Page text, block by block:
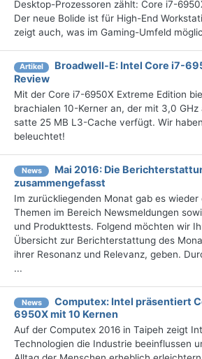
Desktop-Prozessoren zählt: Core i7-
Der neue Bolide ist für High-End
zeigt auch, was im Gaming-Umfeld
Artikel
Broadwell-E: Intel Core i7-
Review
Mit der Core i7-6950X Extreme Edition
brachialen 10-Kerner an, der mit 3,0
satte 25 MB L3-Cache verfügt. Wir
beleuchtet!
News
Mai 2016: Die
zusammengefasst
Im zurückliegenden Monat gab es wieder
Themen im Bereich Newsmeldungen
und Produkttests. Folgend möchten wir
Übersicht zur Berichterstattung des
ihrer Resonanz und Relevanz, geben.
...
News
Computex: Intel präsentiert
6950X mit 10 Kernen
Auf der Computex 2016 in Taipeh zeigt
Technologien die Industrie beeinflussen